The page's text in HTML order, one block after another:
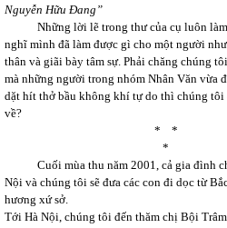
Nguyễn Hữu Đang”
Những lời lẽ trong thư của cụ luôn làm
nghĩ mình đã làm được gì cho một người
thân và giãi bày tâm sự. Phải chăng chúng
mà những người trong nhóm Nhân Văn vừa
dặt hít thở bầu không khí tự do thì chúng tôi
về?
* *
*
Cuối mùa thu năm 2001, cả gia đình
Nội và chúng tôi sẽ đưa các con đi dọc từ
hương xứ sở.
Tới Hà Nội, chúng tôi đến thăm chị Bội